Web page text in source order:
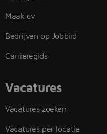
Maak cv
Bedrijven op Jobbird
Carrieregids
Vacatures
Vacatures zoeken
Vacatures per locatie